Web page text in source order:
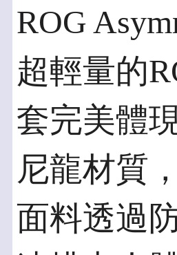
ROG
超輕量的
套完美體
尼龍材質
面料透過